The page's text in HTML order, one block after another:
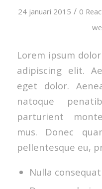
24 januari 2015 / 0
Lorem ipsum
adipiscing elit.
eget dolor.
natoque
parturient
mus. Donec
pellentesque eu,
Nulla